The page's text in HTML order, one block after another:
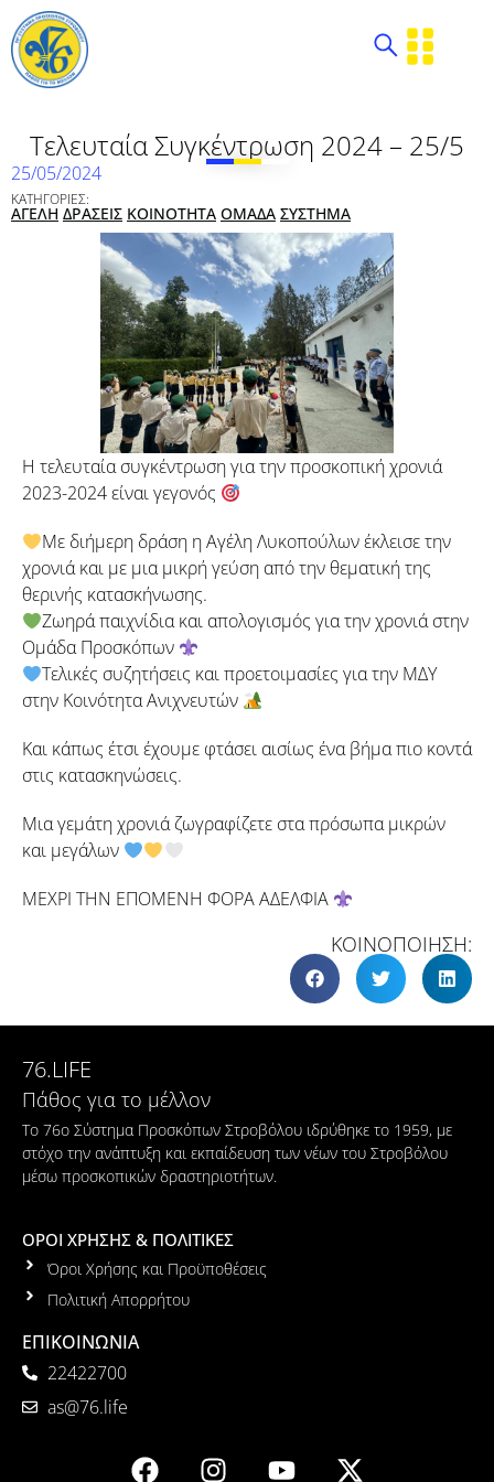
Τελευταία Συγκέντρωση 2024 – 25/5
25/05/2024
ΚΑΤΗΓΟΡΙΕΣ:
ΑΓΕΛΗ ΔΡΑΣΕΙΣ ΚΟΙΝΟΤΗΤΑ ΟΜΑΔΑ ΣΥΣΤΗΜΑ
Η τελευταία συγκέντρωση για την προσκοπική χρονιά
2023-2024 είναι γεγονός
Με διήμερη δράση η Αγέλη Λυκοπούλων έκλεισε την
χρονιά και με μια μικρή γεύση από την θεματική της
θερινής κατασκήνωσης.
Ζωηρά παιχνίδια και απολογισμός για την χρονιά στην
Ομάδα Προσκόπων
Τελικές συζητήσεις και προετοιμασίες για την ΜΔΥ
στην Κοινότητα Ανιχνευτών
Και κάπως έτσι έχουμε φτάσει αισίως ένα βήμα πιο κοντά
στις κατασκηνώσεις.
Μια γεμάτη χρονιά ζωγραφίζετε στα πρόσωπα μικρών
και μεγάλων
ΜΕΧΡΙ ΤΗΝ ΕΠΟΜΕΝΗ ΦΟΡΑ ΑΔΕΛΦΙΑ
ΚΟΙΝΟΠΟΙΗΣΗ:
76.LIFE
Πάθος για το μέλλον
Το 76ο Σύστημα Προσκόπων Στροβόλου ιδρύθηκε το 1959, με
στόχο την ανάπτυξη και εκπαίδευση των νέων του Στροβόλου
μέσω προσκοπικών δραστηριοτήτων.
ΟΡΟΙ ΧΡΗΣΗΣ & ΠΟΛΙΤΙΚΕΣ
Όροι Χρήσης και Προϋποθέσεις
Πολιτική Απορρήτου
ΕΠΙΚΟΙΝΩΝΙΑ
22422700
as@76.life